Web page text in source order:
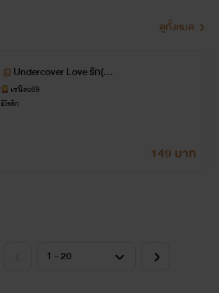
ดูทั้งหมด
Undercover Love รัก(ไม่)
ลับ
เรนิตะ69
อีโรติก
149 บาท